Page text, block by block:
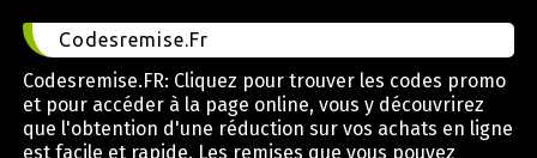
Codesremise.Fr
Codesremise.FR: Cliquez pour trouver les codes promo
et pour accéder à la page online, vous y découvrirez
que l'obtention d'une réduction sur vos achats en ligne
est facile et rapide. Les remises que vous pouvez